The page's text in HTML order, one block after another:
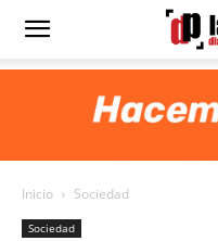
Diario
Portada
Inicio Sociedad
Sociedad